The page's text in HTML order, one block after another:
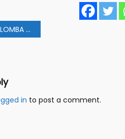
ARTIKEL
in to post a comment.